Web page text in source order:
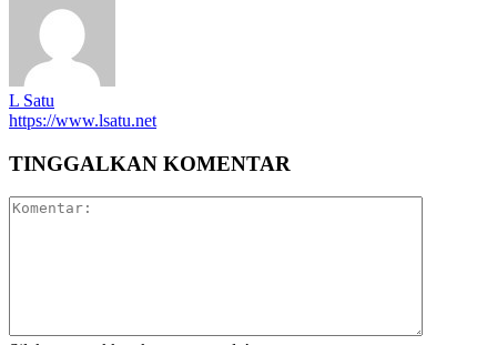
L Satu
https://www.lsatu.net
TINGGALKAN KOMENTAR